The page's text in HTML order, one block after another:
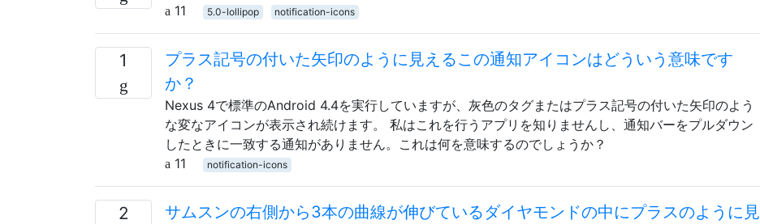
11
5.0-lollipop notification-icons
1
プラス記号の付いた矢印のように見えるこの通知アイコンはどういう意味です
か？
Nexus 4で標準のAndroid 4.4を実行していますが、灰色のタグまたはプラス記号の付いた矢印のよう
な変なアイコンが表示され続けます。 私はこれを行うアプリを知りませんし、通知バーをプルダウン
したときに一致する通知がありません。これは何を意味するのでしょうか？
11
notification-icons
2
サムスンの右側から3本の曲線が伸びているダイヤモンドの中にプラスのように見